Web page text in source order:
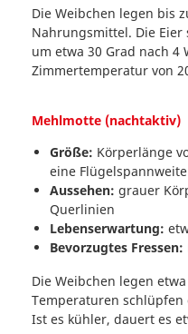
Die Weibchen legen bis
Nahrungsmittel. Die
um etwa 30 Grad nach 4
Zimmertemperatur von
Mehlmotte (nachtaktiv)
Größe: Körperlänge
eine
Aussehen: grauer
Querlinien
Lebenserwartung:
Bevorzugtes Fressen:
Die Weibchen legen
Temperaturen schlüpfen
Ist es kühler, dauert es